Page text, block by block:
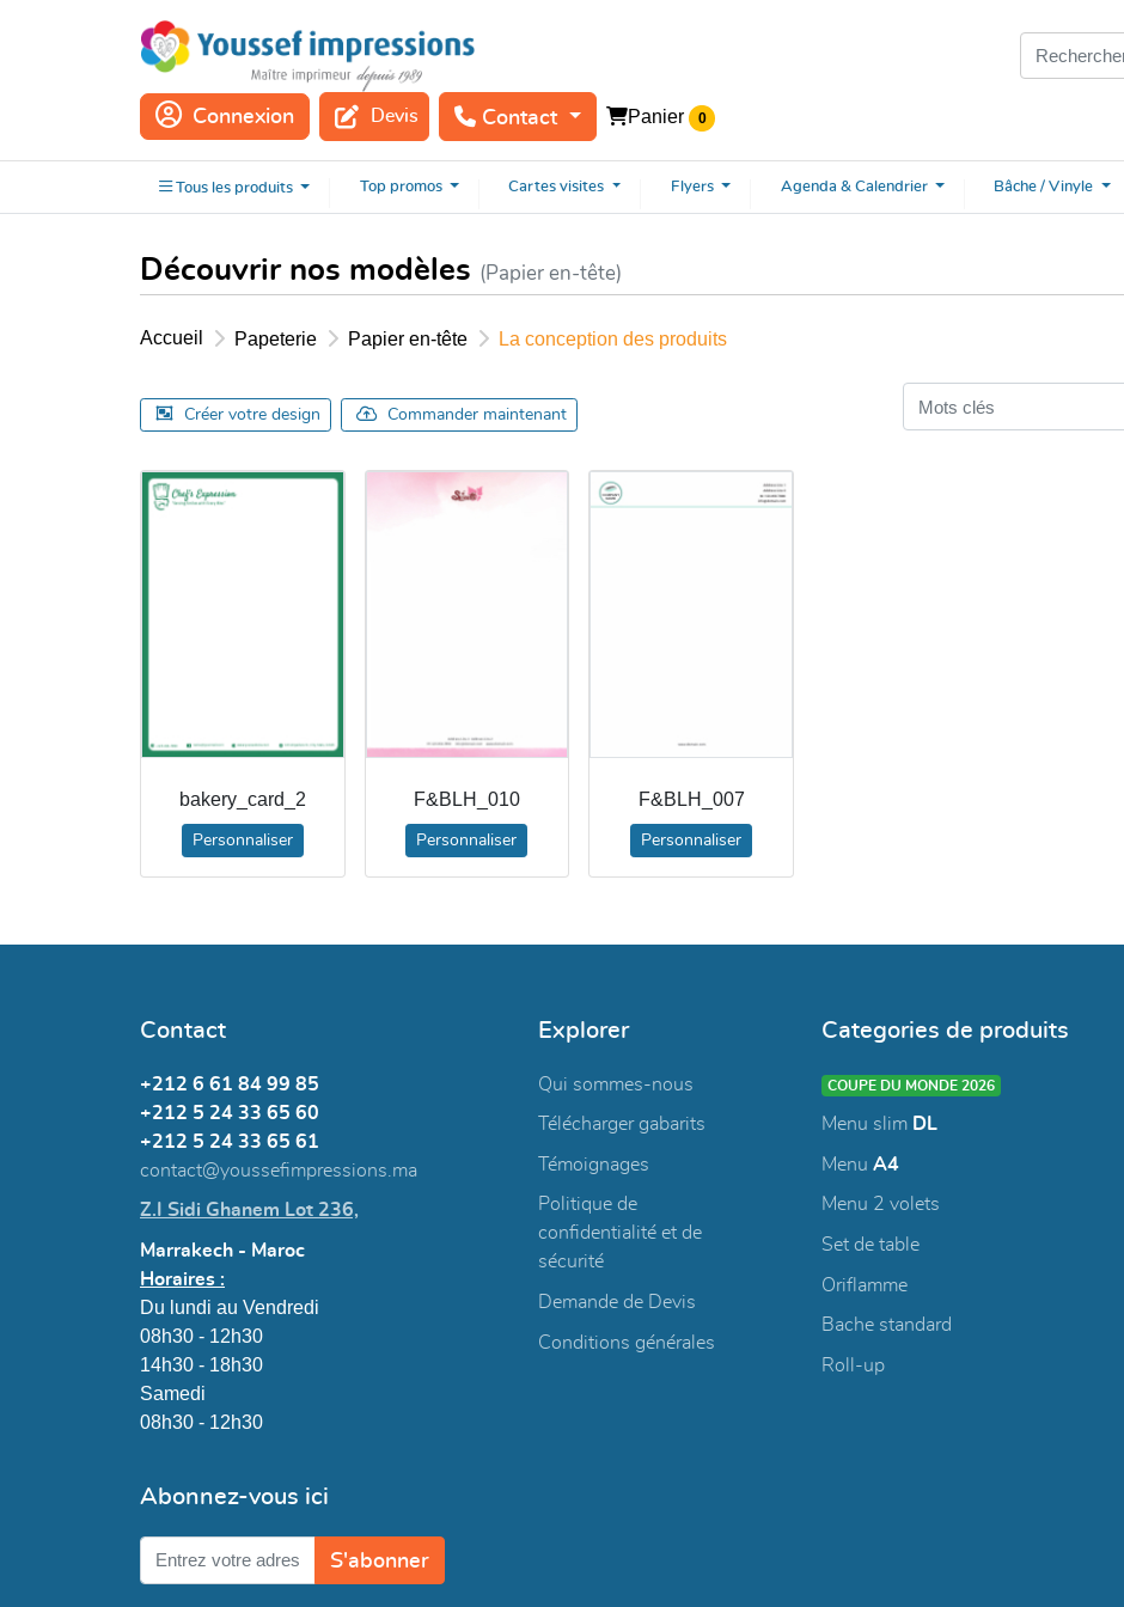
Connexion Devis Contact Panier 0
Tous lesproduits
Tous les produits Top promos Cartesvisites Flyers Agenda & Calendrier Bâche / Vinyle
Découvrir nos modèles (Papier en-tête)
Accueil Papeterie Papier en-tête La conception des produits
Créer votre design Commander maintenant
bakery_card_2
Personnaliser
F&BLH_010
Personnaliser
F&BLH_007
Personnaliser
Contact
+212 6 61 84 99 85
+212 5 24 33 65 60
+212 5 24 33 65 61
contact@youssefimpressions.ma
Z.I Sidi Ghanem Lot 236,
Marrakech - Maroc
Horaires :
Du lundi au Vendredi
08h30 - 12h30
14h30 - 18h30
Samedi
08h30 - 12h30
Abonnez-vous ici
S'abonner
Explorer
Qui sommes-nous
Télécharger gabarits
Témoignages
Politique de
confidentialité et de
sécurité
Demande de Devis
Conditions générales
Categories de produits
COUPE DU MONDE 2026
Menu slim DL
Menu A4
Menu 2 volets
Set de table
Oriflamme
Bache standard
Roll-up